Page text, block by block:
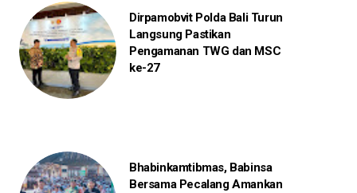
Dirpamobvit Polda Bali Turun
Langsung Pastikan
Pengamanan TWG dan MSC
ke-27
Bhabinkamtibmas, Babinsa
Bersama Pecalang Amankan